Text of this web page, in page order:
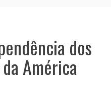
dos
América